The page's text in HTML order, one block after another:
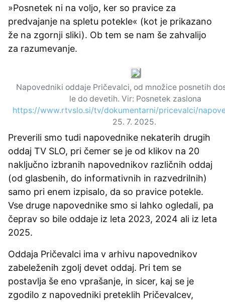
»Posnetek ni na voljo, ker so pravice za
predvajanje na spletu potekle« (kot je prikazano
že na zgornji sliki). Ob tem se nam še zahvalijo
za razumevanje.
Napovedniki oddaje Pričevalci, od množice posnetih
le do devetih. Vir: Posnetek zaslona
https://www.rtvslo.si/tv/dokumentarni/pricevalci/
25. 7. 2025.
Preverili smo tudi napovednike nekaterih drugih
oddaj TV SLO, pri čemer se je od klikov na 20
naključno izbranih napovednikov različnih oddaj
(od glasbenih, do informativnih in razvedrilnih)
samo pri enem izpisalo, da so pravice potekle.
Vse druge napovednike smo si lahko ogledali, pa
čeprav so bile oddaje iz leta 2023, 2024 ali iz leta
2025.
Oddaja Pričevalci ima v arhivu napovednikov
zabeleženih zgolj devet oddaj. Pri tem se
postavlja še eno vprašanje, in sicer, kaj se je
zgodilo z napovedniki preteklih Pričevalcev,